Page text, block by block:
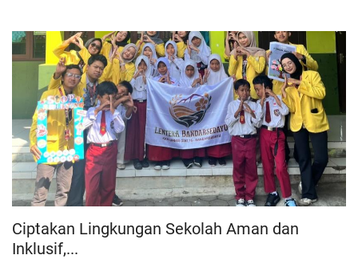
Ciptakan Lingkungan Sekolah Aman dan
Inklusif,...